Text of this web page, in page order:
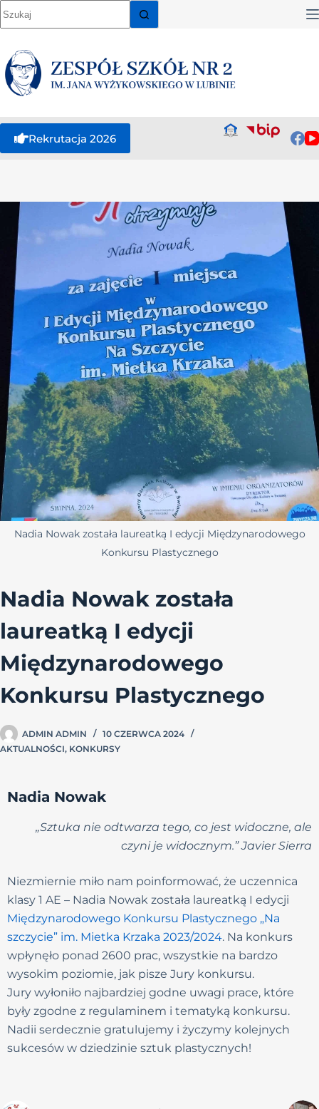
Rekrutacja 2026
Nadia Nowak została laureatką I edycji Międzynarodowego
Konkursu Plastycznego
Nadia Nowak została
laureatką I edycji
Międzynarodowego
Konkursu Plastycznego
ADMIN ADMIN
10 CZERWCA 2024
AKTUALNOŚCI, KONKURSY
Nadia Nowak
„Sztuka nie odtwarza tego, co jest widoczne, ale
czyni je widocznym.”Javier Sierra
Niezmiernie miło nam poinformować, że uczennica
klasy 1 AE – Nadia Nowak została laureatką I edycji
Międzynarodowego Konkursu Plastycznego „Na
szczycie” im. Mietka Krzaka 2023/2024. Na konkurs
wpłynęło ponad 2600 prac, wszystkie na bardzo
wysokim poziomie, jak pisze Jury konkursu.
Jury wyłoniło najbardziej godne uwagi prace, które
były zgodne z regulaminem i tematyką konkursu.
Nadii serdecznie gratulujemy i życzymy kolejnych
sukcesów w dziedzinie sztuk plastycznych!